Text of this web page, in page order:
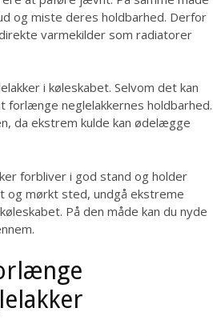
og miste deres holdbarhed. Derfor
varmekilder som radiatorer
i køleskabet. Selvom det kan
forlænge neglelakkernes holdbarhed.
da ekstrem kulde kan ødelægge
forbliver i god stand og holder
og mørkt sted, undgå ekstreme
På den måde kan du nyde